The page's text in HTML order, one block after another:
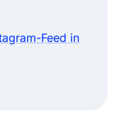
Feed in